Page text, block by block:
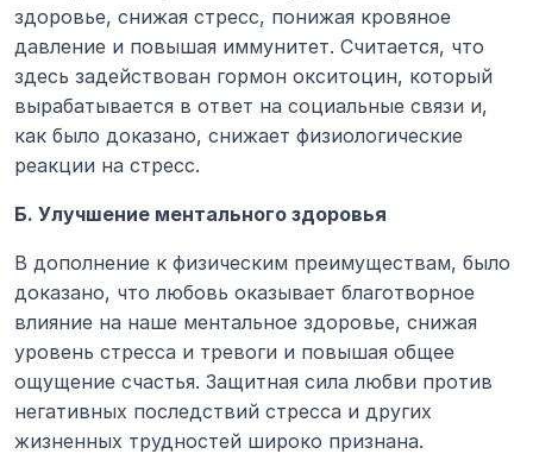
здоровье, снижая стресс, понижая кровяное
давление и повышая иммунитет. Считается, что
здесь задействован гормон окситоцин, который
вырабатывается в ответ на социальные связи и,
как было доказано, снижает физиологические
реакции на стресс.
Б. Улучшение ментального здоровья
В дополнение к физическим преимуществам, было
доказано, что любовь оказывает благотворное
влияние на наше ментальное здоровье, снижая
уровень стресса и тревоги и повышая общее
ощущение счастья. Защитная сила любви против
негативных последствий стресса и других
жизненных трудностей широко признана.